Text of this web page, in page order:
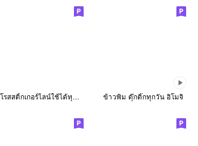
ข้าวพิม ดุ๊กดิ๊กทุกวัน อิโมจิ